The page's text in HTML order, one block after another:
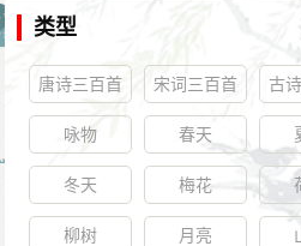
类型
唐诗三百首 宋词三百首 古
咏物 春天
冬天 梅花
柳树 月亮